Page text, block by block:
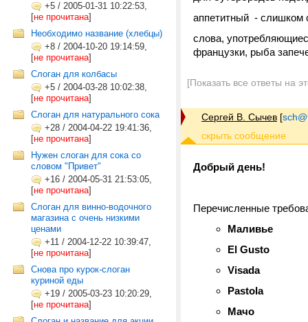
+5 / 2005-01-31 10:22:53,
[не прочитана]
Необходимо название (хлебцы)
+8 / 2004-10-20 19:14:59,
[не прочитана]
Слоган для колбасы
+5 / 2004-03-28 10:02:38,
[не прочитана]
Слоган для натурального сока
+28 / 2004-04-22 19:41:36,
[не прочитана]
Нужен слоган для сока со
словом "Привет"
+16 / 2004-05-31 21:53:05,
[не прочитана]
Слоган для винно-водочного
магазина с очень низкими
ценами
+11 / 2004-12-22 10:39:47,
[не прочитана]
Снова про курок-слоган
куриной еды
+19 / 2005-03-23 10:20:29,
[не прочитана]
аппетитный - слишком
слова,
французки, рыба
[Показать все ответы на
Сергей В. Сычев [
Добрый день!
Перечисленные
Маливье
El Gusto
Visada
Pastola
Мачо